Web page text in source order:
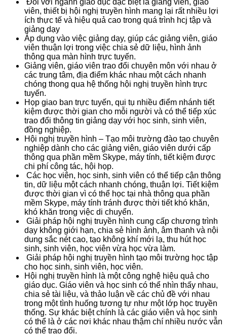
Đối với ngành giáo dục đặc biệt là giảng viên, giáo
viên, thiết bị hội nghị truyền hình mang lại rất nhiều lợi
ích thực tế và hiệu quả cao trong quá trình hcj tập và
giảng dạy
Áp dụng vào việc giảng dạy, giúp các giảng viên, giáo
viên thuận lợi trong việc chia sẻ dữ liệu, hình ảnh
thông qua màn hình trực tuyến.
Giảng viên, giáo viên trao đổi chuyên môn với nhau ở
các trung tâm, địa điểm khác nhau một cách nhanh
chóng thong qua hệ thống hội nghị truyền hình trực
tuyến.
Họp giao ban trực tuyến, qui tụ nhiều điểm nhánh tiết
kiệm được thời gian cho mỗi người và có thể tiếp xúc
trao đổi thông tin giảng dạy với học sinh, sinh viên,
đồng nghiệp.
Hội nghị truyền hình – Tạo môi trường đào tạo chuyên
nghiệp dành cho các giảng viên, giáo viên dưới cấp
thông qua phần mềm Skype, máy tính, tiết kiệm được
chi phí công tác, hội họp.
Các học viên, học sinh, sinh viên có thể tiếp cận thông
tin, dữ liệu một cách nhanh chóng, thuận lợi. Tiết kiệm
được thời gian vì có thể học tại nhà thông qua phần
mềm Skype, máy tính tránh được thời tiết khó khăn,
khó khăn trong việc di chuyển.
Giải pháp hội nghị truyền hình cung cấp chương trình
dạy không giới hạn, chia sẻ hình ảnh, âm thanh và nội
dung sắc nét cao, tạo không khí mới lạ, thu hút học
sinh, sinh viên, học viên vừa học vừa làm.
Giải pháp hội nghị truyền hình tạo môi trường học tập
cho học sinh, sinh viên, học viên.
Hội nghị truyền hình là một công nghệ hiệu quả cho
giáo dục. Giáo viên và học sinh có thể nhìn thấy nhau,
chia sẻ tài liệu, và thảo luận về các chủ đề với nhau
trong một tình huống tương tự như một lớp học truyền
thống. Sự khác biệt chính là các giáo viên và học sinh
có thể là ở các nơi khác nhau thậm chí nhiều nước vẫn
có thể trao đổi.